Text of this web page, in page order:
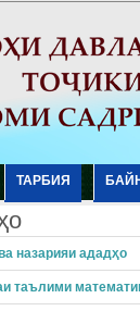
ТАРБИЯ
назарияи ададҳo
таълими